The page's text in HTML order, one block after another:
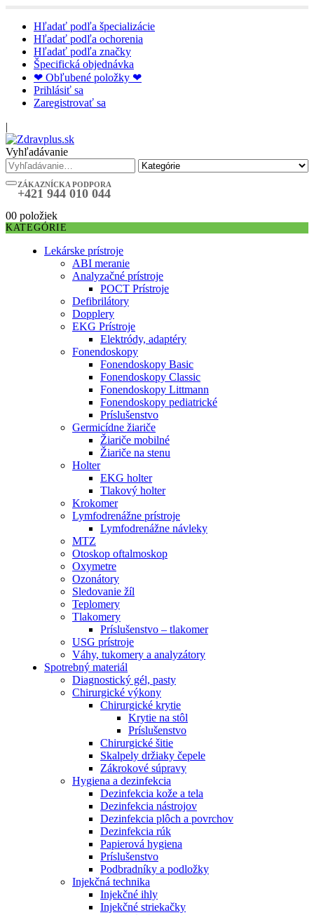
Hľadať podľa špecializácie
Hľadať podľa ochorenia
Hľadať podľa značky
Špecifická objednávka
❤ Obľubené položky ❤
Prihlásiť sa
Zaregistrovať sa
|
Vyhľadávanie
ZÁKAZNÍCKA PODPORA
+421 944 010 044
00 položiek
KATEGÓRIE
Lekárske prístroje
ABI meranie
Analyzačné prístroje
POCT Prístroje
Defibrilátory
Dopplery
EKG Prístroje
Elektródy, adaptéry
Fonendoskopy
Fonendoskopy Basic
Fonendoskopy Classic
Fonendoskopy Littmann
Fonendoskopy pediatrické
Príslušenstvo
Germicídne žiariče
Žiariče mobilné
Žiariče na stenu
Holter
EKG holter
Tlakový holter
Krokomer
Lymfodrenážne prístroje
Lymfodrenážne návleky
MTZ
Otoskop oftalmoskop
Oxymetre
Ozonátory
Sledovanie žíl
Teplomery
Tlakomery
Príslušenstvo – tlakomer
USG prístroje
Váhy, tukomery a analyzátory
Spotrebný materiál
Diagnostický gél, pasty
Chirurgické výkony
Chirurgické krytie
Krytie na stôl
Príslušenstvo
Chirurgické šitie
Skalpely držiaky čepele
Zákrokové súpravy
Hygiena a dezinfekcia
Dezinfekcia kože a tela
Dezinfekcia nástrojov
Dezinfekcia plôch a povrchov
Dezinfekcia rúk
Papierová hygiena
Príslušenstvo
Podbradníky a podložky
Injekčná technika
Injekčné ihly
Injekčné striekačky